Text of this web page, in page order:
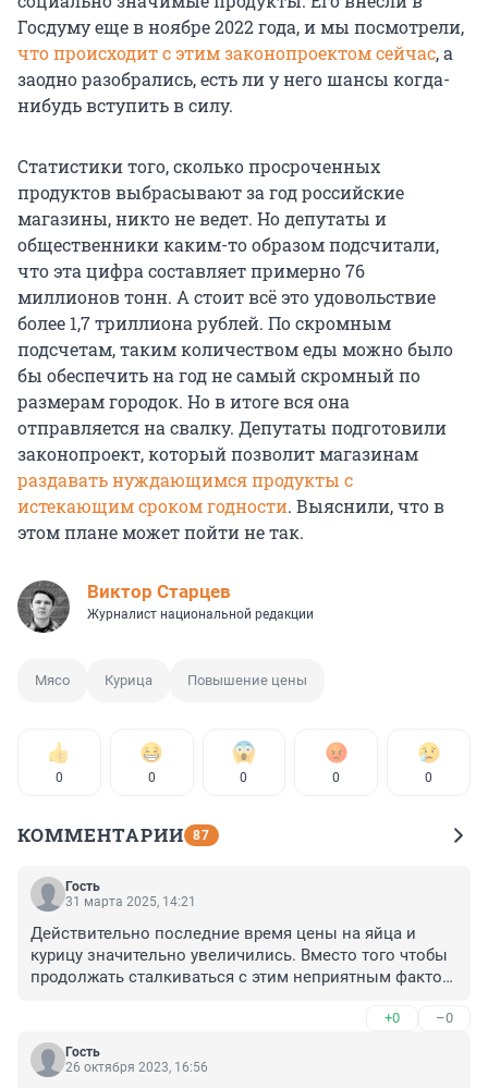
Госдуму еще в ноябре 2022 года, и мы посмотрели,
что происходит с этим законопроектом сейчас, а
заодно разобрались, есть ли у него шансы когда-
нибудь вступить в силу.
Статистики того, сколько просроченных
продуктов выбрасывают за год российские
магазины, никто не ведет. Но депутаты и
общественники каким-то образом подсчитали,
что эта цифра составляет примерно 76
миллионов тонн. А стоит всё это удовольствие
более 1,7 триллиона рублей. По скромным
подсчетам, таким количеством еды можно было
бы обеспечить на год не самый скромный по
размерам городок. Но в итоге вся она
отправляется на свалку. Депутаты подготовили
законопроект, который позволит магазинам
раздавать нуждающимся продукты с
истекающим сроком годности. Выяснили, что в
этом плане может пойти не так.
Виктор Старцев
Журналист национальной редакции
Мясо Курица Повышение цены
0 0 0 0 0
КОММЕНТАРИИ 87
Гость
31 марта 2025, 14:21
Действительно последние время цены на яйца и
курицу значительно увеличились. Вместо того чтобы
продолжать сталкиваться с этим неприятным фактом,
кур и бройлеров. Начав с небольшого стада из 100
экземпляров, мы приобрели специальный курятник
«неделя без забот», который обеспечивает достойное
+0 –0
Гость
26 октября 2023, 16:56